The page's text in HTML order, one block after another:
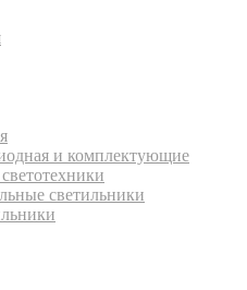
и комплектующие
светильники